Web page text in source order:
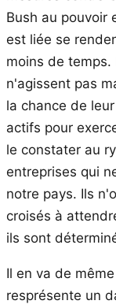
Bush au pouvoir
est liée se
moins de temps.
n'agissent pas
la chance de
actifs pour
le constater au
entreprises qui
notre pays. Ils
croisés à
ils sont
Il en va de
resprésente un